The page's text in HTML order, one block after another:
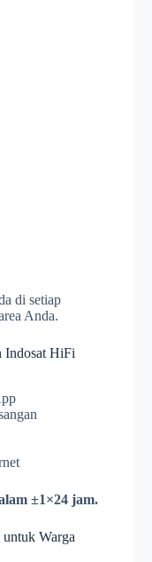
di setiap
Anda.
Indosat HiFi
±1×24 jam.
Warga